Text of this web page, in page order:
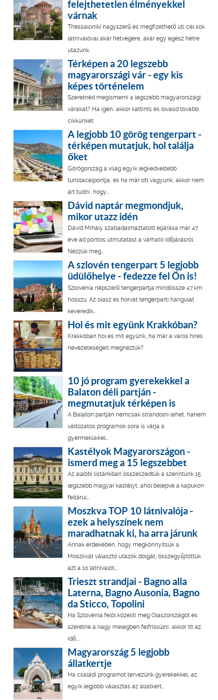
felejthetetlen élményekkel
várnak
Thessaloniki nagyszerű és megfizethető úti cél sok
látnivalóval akár hétvégére, akár egy egész hétre
utazunk.
Térképen a 20 legszebb
magyarországi vár - egy kis
képes történelem
Szeretnéd megismerni a legszebb magyarországi
várakat? Ha igen, akkor kattints és olvasd tovább
cikkünket.
A legjobb 10 görög tengerpart -
térképen mutatjuk, hol találja
őket
Görögország a világ egyik legkedveltebb
turistacélpontja, és ha már ott vagyunk, akkor nem
árt tudni, hogy...
Dávid naptár megmondjuk,
mikor utazz idén
Dávid Mihály szabadalmaztatott eljárása már 47
éve ad pontos útmutatást a várható időjárásról.
Nézzük meg...
A szlovén tengerpart 5 legjobb
üdülőhelye - fedezze fel Ön is!
Szlovénia népszerű tengerpartja mindössze 47 km
hosszú. Az olasz és horvát tengerparti hangulat
keveredik...
Hol és mit együnk Krakkóban?
Krakkóban hol és mit együnk, ha már a város híres
nevezeteségeit megnéztük?
10 jó program gyerekekkel a
Balaton déli partján -
megmutatjuk térképen is
A Balaton partján nemcsak strandolni lehet, hanem
változatos programok sora is várja a
gyermekükkel...
Kastélyok Magyarországon -
ismerd meg a 15 legszebbet
Az alábbi listánkban összeszedtük a szerintünk 15
legszebb magyar kastélyt, ahol belépve a kapukon
feltárul...
Moszkva TOP 10 látnivalója -
ezek a helyszínek nem
maradhatnak ki, ha arra járunk
Annak érdekében, hogy megkönnyítsük a
Moszkvát választó utazók dolgát, összegyűjtöttük
azt a 10 látnivalót,...
Trieszt strandjai - Bagno alla
Laterna, Bagno Ausonia, Bagno
da Sticco, Topolini
Ha Szlovénia felöl közelíti meg Olaszországot és
szeretne a nagy melegben felfrissülni, akkor itt az
idő,...
Magyarország 5 legjobb
állatkertje
Ha családi programot tervezünk gyerekekkel, az
egyik legjobb választás az állatkert…